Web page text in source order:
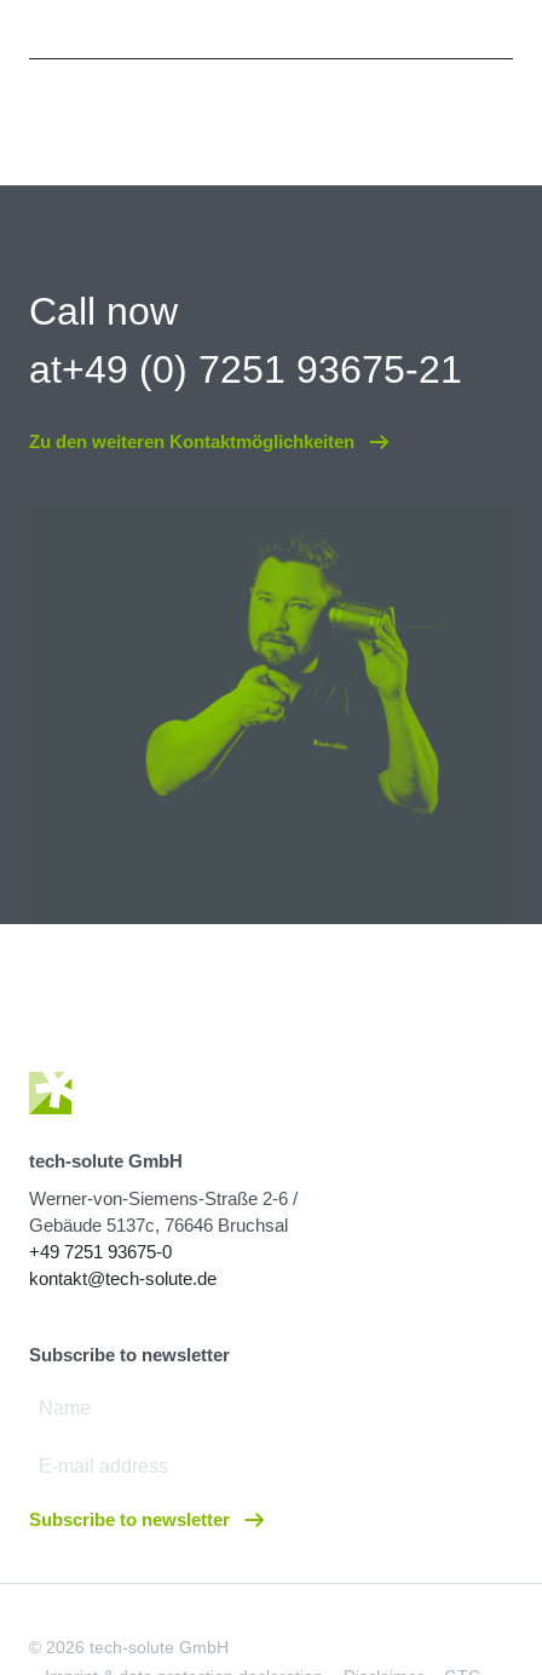
Call now
at+49 (0) 7251 93675-21
Zu den weiteren Kontaktmöglichkeiten
tech-solute GmbH
Werner-von-Siemens-Straße 2-6 /
Gebäude 5137c, 76646 Bruchsal
+49 7251 93675-0
kontakt@tech-solute.de
Subscribe to newsletter
Subscribe to newsletter
© 2026 tech-solute GmbH